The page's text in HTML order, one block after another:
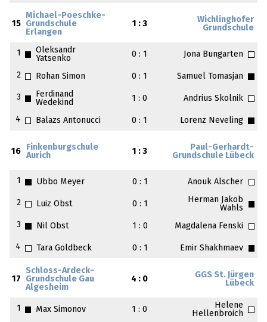
15
Michael-Poeschke-
Grundschule
Erlangen
1 : 3
Wichlinghofer
Grundschule
1
Oleksandr
Yatsenko
0 : 1 Jona Bungarten
2 Rohan Simon 0 : 1 Samuel Tomasjan
3
Ferdinand
Wedekind
1 : 0 Andrius Skolnik
4 Balazs Antonucci 0 : 1 Lorenz Neveling
16
Finkenburgschule
Aurich
1 : 3
Paul-Gerhardt-
Grundschule Lübeck
1 Ubbo Meyer 0 : 1 Anouk Alscher
2 Luiz Obst 0 : 1
Herman Jakob
Wahls
3
Nil Obst 1 : 0 Magdalena Fenski
4 Tara Goldbeck 0 : 1 Emir Shakhmaev
17
Schloss-Ardeck-
Grundschule Gau
Algesheim
4 : 0
GGS St. Jürgen
Lübeck
1 Max Simonov 1 : 0
Helene
Hellenbroich